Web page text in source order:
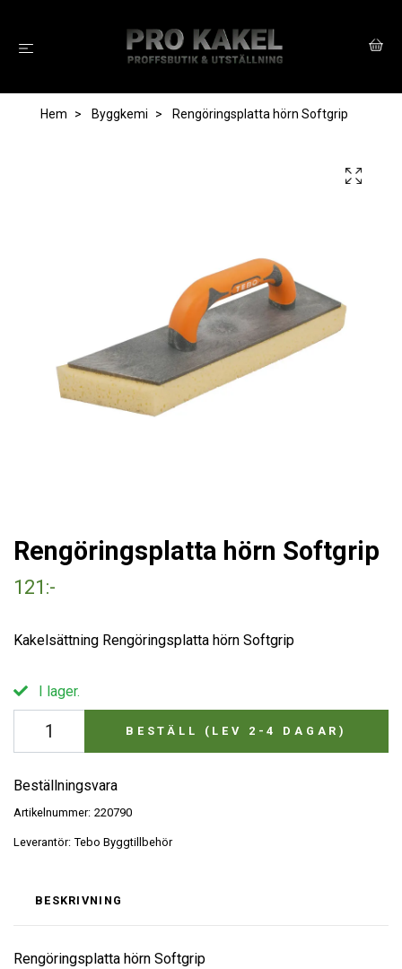
Hem Byggkemi Rengöringsplatta hörn Softgrip
Rengöringsplatta hörn Softgrip
121:-
Kakelsättning Rengöringsplatta hörn Softgrip
I lager.
BESTÄLL (LEV 2-4 DAGAR)
Beställningsvara
Artikelnummer: 220790
Leverantör: Tebo Byggtillbehör
BESKRIVNING
Rengöringsplatta hörn Softgrip